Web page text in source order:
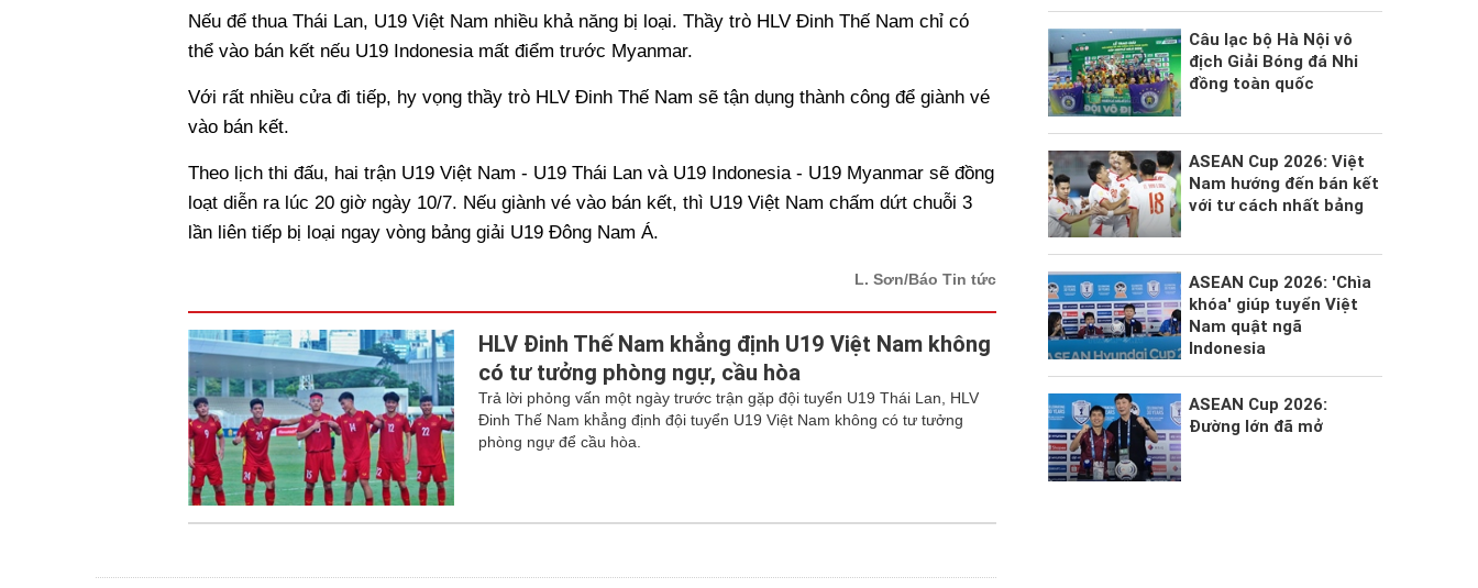
Nếu để thua Thái Lan, U19 Việt Nam nhiều khả năng bị loại. Thầy trò HLV Đinh Thế Nam chỉ có
thể vào bán kết nếu U19 Indonesia mất điểm trước Myanmar.
Với rất nhiều cửa đi tiếp, hy vọng thầy trò HLV Đinh Thế Nam sẽ tận dụng thành công để giành vé
vào bán kết.
Theo lịch thi đấu, hai trận U19 Việt Nam - U19 Thái Lan và U19 Indonesia - U19 Myanmar sẽ đồng
loạt diễn ra lúc 20 giờ ngày 10/7. Nếu giành vé vào bán kết, thì U19 Việt Nam chấm dứt chuỗi 3
lần liên tiếp bị loại ngay vòng bảng giải U19 Đông Nam Á.
L. Sơn/Báo Tin tức
HLV Đinh Thế Nam khẳng định U19 Việt Nam không
có tư tưởng phòng ngự, cầu hòa
Trả lời phỏng vấn một ngày trước trận gặp đội tuyển U19 Thái Lan, HLV
Đinh Thế Nam khẳng định đội tuyển U19 Việt Nam không có tư tưởng
phòng ngự để cầu hòa.
Câu lạc bộ Hà Nội vô
địch Giải Bóng đá Nhi
đồng toàn quốc
ASEAN Cup 2026: Việt
Nam hướng đến bán kết
với tư cách nhất bảng
ASEAN Cup 2026: 'Chìa
khóa' giúp tuyển Việt
Nam quật ngã
Indonesia
ASEAN Cup 2026:
Đường lớn đã mở